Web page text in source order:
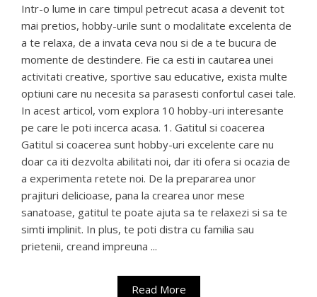
Intr-o lume in care timpul petrecut acasa a devenit tot
mai pretios, hobby-urile sunt o modalitate excelenta de
a te relaxa, de a invata ceva nou si de a te bucura de
momente de destindere. Fie ca esti in cautarea unei
activitati creative, sportive sau educative, exista multe
optiuni care nu necesita sa parasesti confortul casei tale.
In acest articol, vom explora 10 hobby-uri interesante
pe care le poti incerca acasa. 1. Gatitul si coacerea
Gatitul si coacerea sunt hobby-uri excelente care nu
doar ca iti dezvolta abilitati noi, dar iti ofera si ocazia de
a experimenta retete noi. De la prepararea unor
prajituri delicioase, pana la crearea unor mese
sanatoase, gatitul te poate ajuta sa te relaxezi si sa te
simti implinit. In plus, te poti distra cu familia sau
prietenii, creand impreuna ...
Read More